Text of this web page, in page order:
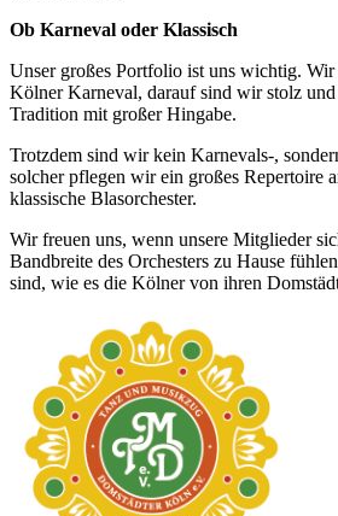
Ob Karneval oder Klassisch
Unser großes Portfolio ist uns wichtig. Wir
Kölner Karneval, darauf sind wir stolz
Tradition mit großer Hingabe.
Trotzdem sind wir kein Karnevals-,
solcher pflegen wir ein großes Repertoire
klassische Blasorchester.
Wir freuen uns, wenn unsere Mitglieder
Bandbreite des Orchesters zu Hause
sind, wie es die Kölner von ihren